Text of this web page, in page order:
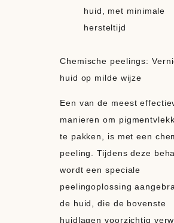
huid, met minimale
hersteltijd
Chemische peelings:
huid op milde wijze
Een van de meest
manieren om
te pakken, is met een
peeling. Tijdens deze
wordt een speciale
peelingoplossing
de huid, die de bovenste
huidlagen voorzichtig